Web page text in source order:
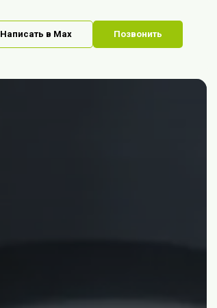
Написать в Max Позвонить